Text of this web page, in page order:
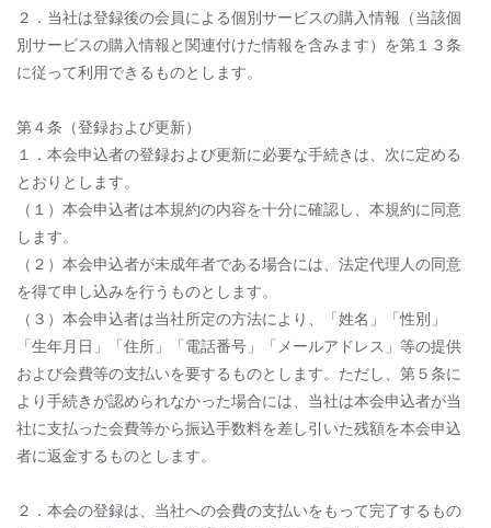
２．当社は登録後の会員による個別サービスの購入情報（当該個
別サービスの購入情報と関連付けた情報を含みます）を第１３条
に従って利用できるものとします。
第４条（登録および更新）
１．本会申込者の登録および更新に必要な手続きは、次に定める
とおりとします。
（１）本会申込者は本規約の内容を十分に確認し、本規約に同意
します。
（２）本会申込者が未成年者である場合には、法定代理人の同意
を得て申し込みを行うものとします。
（３）本会申込者は当社所定の方法により、「姓名」「性別」
「生年月日」「住所」「電話番号」「メールアドレス」等の提供
および会費等の支払いを要するものとします。ただし、第５条に
より手続きが認められなかった場合には、当社は本会申込者が当
社に支払った会費等から振込手数料を差し引いた残額を本会申込
者に返金するものとします。
２．本会の登録は、当社への会費の支払いをもって完了するもの